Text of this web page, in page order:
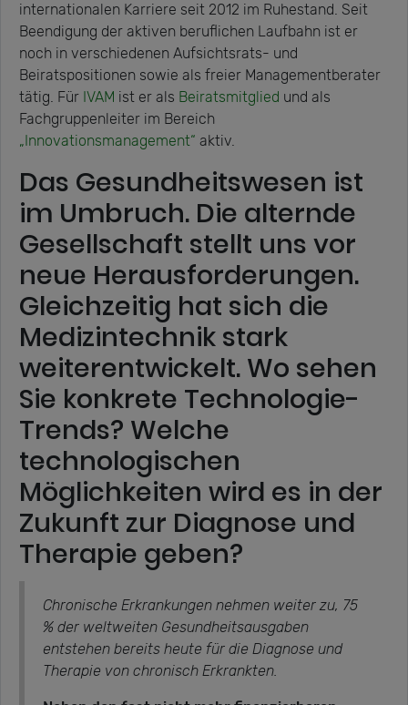
internationalen Karriere seit 2012 im Ruhestand. Seit
Beendigung der aktiven beruflichen Laufbahn ist er
noch in verschiedenen Aufsichtsrats- und
Beiratspositionen sowie als freier Managementberater
tätig. Für IVAM ist er als Beiratsmitglied und als
Fachgruppenleiter im Bereich
„Innovationsmanagement“ aktiv.
Das Gesundheitswesen ist
im Umbruch. Die alternde
Gesellschaft stellt uns vor
neue Herausforderungen.
Gleichzeitig hat sich die
Medizintechnik stark
weiterentwickelt. Wo sehen
Sie konkrete Technologie-
Trends? Welche
technologischen
Möglichkeiten wird es in der
Zukunft zur Diagnose und
Therapie geben?
Chronische Erkrankungen nehmen weiter zu, 75
% der weltweiten Gesundheitsausgaben
entstehen bereits heute für die Diagnose und
Therapie von chronisch Erkrankten.